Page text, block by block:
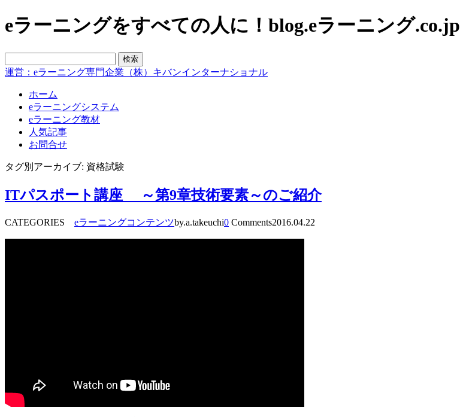
eラーニングをすべての人に！blog.eラーニング.co.jp
運営：eラーニング専門企業（株）キバンインターナショナル
ホーム
eラーニングシステム
eラーニング教材
人気記事
お問合せ
タグ別アーカイブ: 資格試験
ITパスポート講座 ～第9章技術要素～のご紹介
CATEGORIES eラーニングコンテンツby.a.takeuchi0 Comments2016.04.22